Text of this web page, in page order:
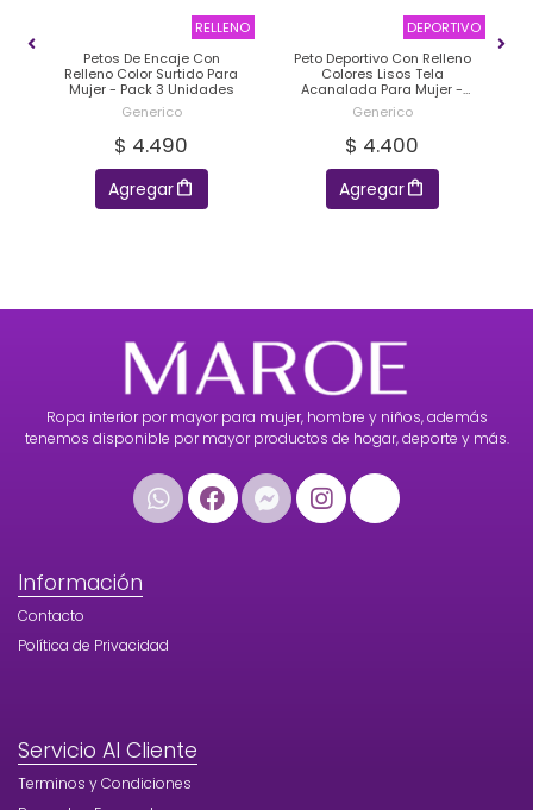
RELLENO
Petos De Encaje Con
Relleno Color Surtido Para
Mujer - Pack 3 Unidades
Generico
$ 4.490
Agregar
DEPORTIVO
Peto Deportivo Con Relleno
Colores Lisos Tela
Acanalada Para Mujer -
Pack 2 Unidades
Generico
$ 4.400
Agregar
Ropa interior por mayor para mujer, hombre y niños, además
tenemos disponible por mayor productos de hogar, deporte y más.
Información
Contacto
Política de Privacidad
Servicio Al Cliente
Terminos y Condiciones